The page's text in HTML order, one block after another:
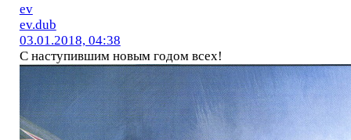
ev
ev.dub
03.01.2018, 04:38
С наступившим новым годом всех!